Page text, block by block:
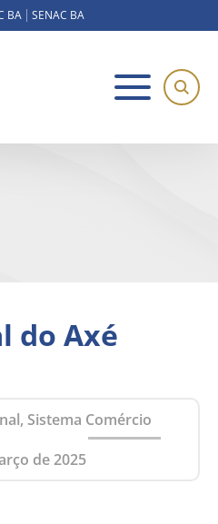
BA SENAC BA
do Axé
Sistema Comércio
de 2025